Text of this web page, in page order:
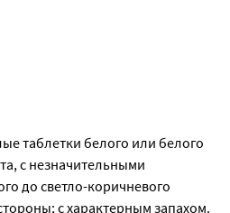
таблетки белого или белого
с незначительными
до светло-коричневого
с характерным запахом.